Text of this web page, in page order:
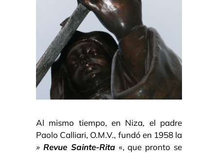
Al mismo tiempo, en Niza, el padre
Paolo Calliari, O.M.V., fundó en 1958 la
» Revue Sainte-Rita «, que pronto se